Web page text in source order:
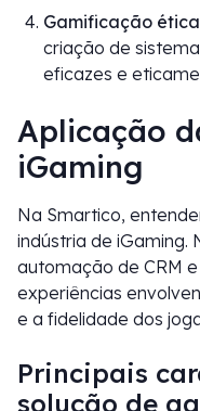
Gamificação ética
criação de
eficazes e
Aplicação
iGaming
Na Smartico,
indústria de iGaming.
automação de CRM
experiências
e a fidelidade dos
Principais
solução de